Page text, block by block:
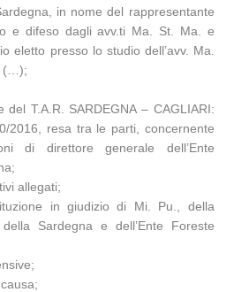
in nome del rappresentante
e difeso dagli avv.ti Ma. St. Ma. e
eletto presso lo studio dell’avv. Ma.
(…);
del T.A.R. SARDEGNA – CAGLIARI:
2016, resa tra le parti, concernente
di direttore generale dell’Ente
allegati;
in giudizio di Mi. Pu., della
Sardegna e dell’Ente Foreste